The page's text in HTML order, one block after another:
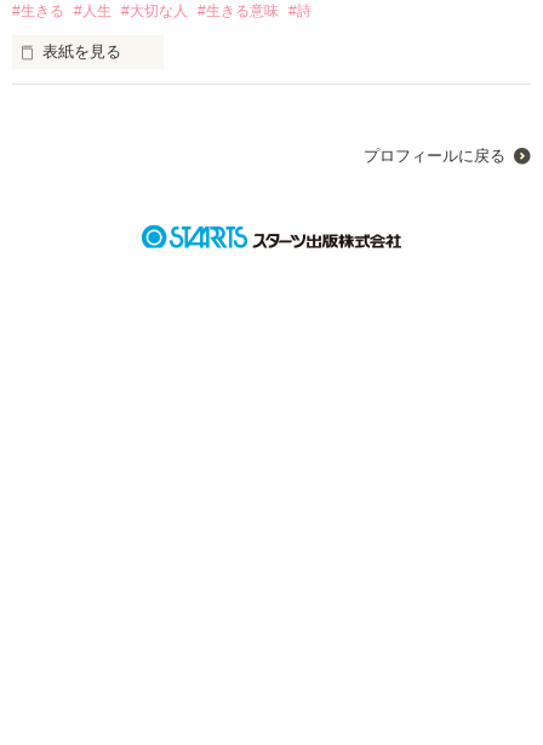
#生きる #人生 #大切な人 #生きる意味 #詩
表紙を見る
人はいつ、この世界から消えるかわかりません。
プロフィールに戻る